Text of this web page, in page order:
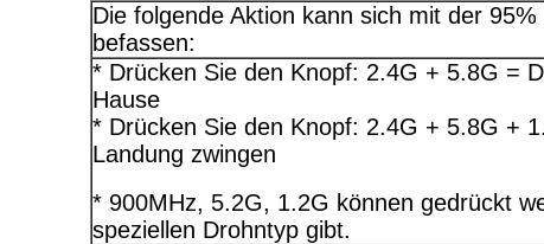
Die folgende Aktion kann sich mit der
befassen:
* Drücken Sie den Knopf: 2.4G + 5.8G =
Hause
* Drücken Sie den Knopf: 2.4G + 5.8G +
Landung zwingen
* 900MHz, 5.2G, 1.2G können gedrückt
speziellen Drohntyp gibt.